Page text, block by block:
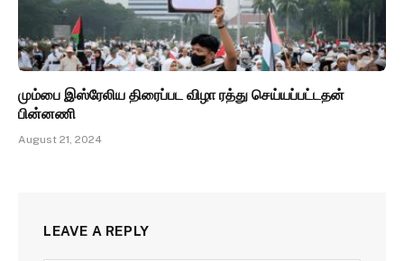
மும்பை இஸ்ரேலிய திரைப்பட விழா ரத்து செய்யப்பட்டதன்
பின்னணி
August 21, 2024
LEAVE A REPLY